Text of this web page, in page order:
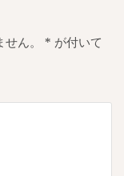
ん。 * が付いて